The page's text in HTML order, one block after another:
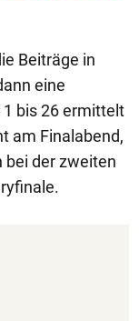
Beiträge in
eine
bis 26 ermittelt
am Finalabend,
bei der zweiten